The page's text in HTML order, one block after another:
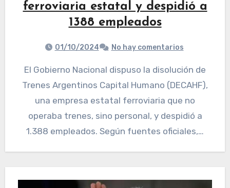
ferroviaria estatal y despidió a
1388 empleados
01/10/2024 No hay comentarios
El Gobierno Nacional dispuso la disolución de
Trenes Argentinos Capital Humano (DECAHF),
una empresa estatal ferroviaria que no
operaba trenes, sino personal, y despidió a
1.388 empleados. Según fuentes oficiales,…